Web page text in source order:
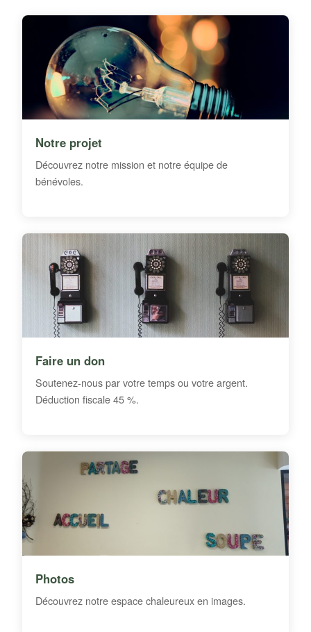
Notre projet
Découvrez notre mission et notre équipe de
bénévoles.
Faire un don
Soutenez-nous par votre temps ou votre argent.
Déduction fiscale 45 %.
Photos
Découvrez notre espace chaleureux en images.